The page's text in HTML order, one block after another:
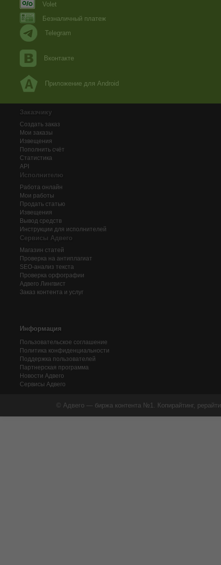
Volet
Безналичный платеж
Telegram
Вконтакте
Приложение для Android
Заказчику
Создать заказ
Мои заказы
Извещения
Пополнить счёт
Статистика
API
Исполнителю
Работа онлайн
Мои работы
Продать статью
Извещения
Вывод средств
Инструкции для исполнителей
Сервисы Адвего
Магазин статей
Проверка на антиплагиат
SEO-анализ текста
Проверка орфографии
Адвего Лингвист
Заказ контента и услуг
Информация
Пользовательское соглашение
Политика конфиденциальности
Поддержка пользователей
Партнерская программа
Новости Адвего
Сервисы Адвего
© Адвего — биржа контента №1. Копирайтинг,